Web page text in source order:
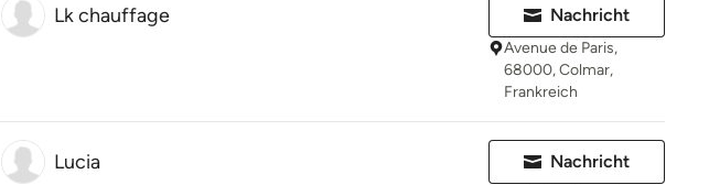
Lk chauffage Nachricht
Avenue de Paris,
68000, Colmar,
Frankreich
Lucia Nachricht